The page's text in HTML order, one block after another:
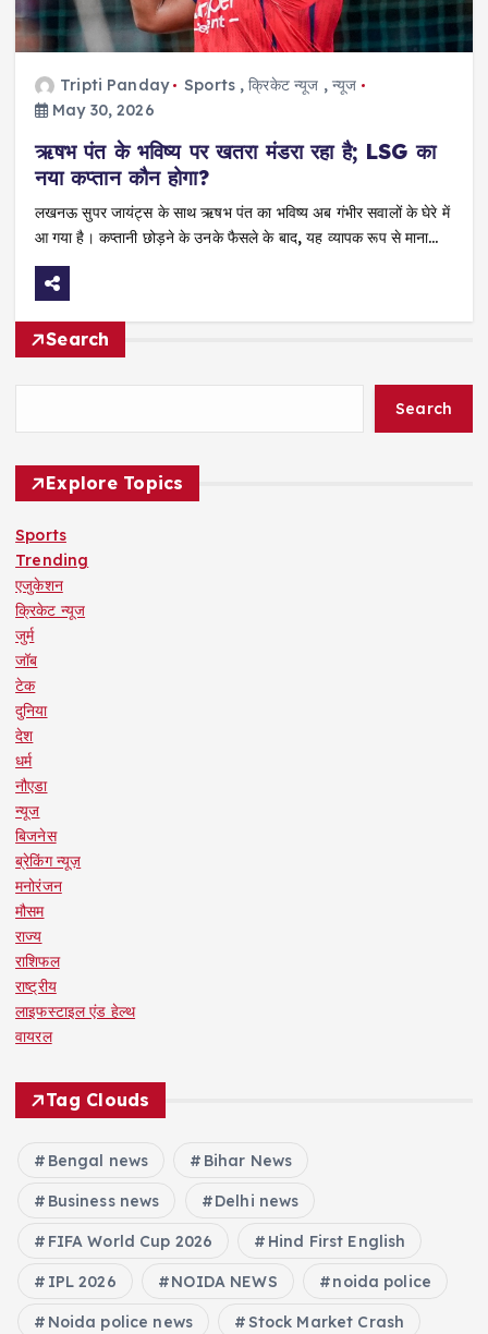
Tripti Panday Sports ,क्रिकेट न्यूज , न्यूज
May 30, 2026
ऋषभ पंत के भविष्य पर खतरा मंडरा रहा है; LSG का
नया कप्तान कौन होगा?
लखनऊ सुपर जायंट्स के साथ ऋषभ पंत का भविष्य अब गंभीर सवालों के घेरे में
आ गया है। कप्तानी छोड़ने के उनके फैसले के बाद, यह व्यापक रूप से माना…
Search
Search
Explore Topics
Sports
Trending
एजुकेशन
क्रिकेट न्यूज
जुर्म
जॉब
टेक
दुनिया
देश
धर्म
नौएडा
न्यूज
बिजनेस
ब्रेकिंग न्यूज़
मनोरंजन
मौसम
राज्य
राशिफल
राष्ट्रीय
लाइफस्टाइल एंड हेल्थ
वायरल
Tag Clouds
Bengal news Bihar News
Business news Delhi news
FIFA World Cup 2026 Hind First English
IPL 2026 NOIDA NEWS noida police
Noida police news Stock Market Crash